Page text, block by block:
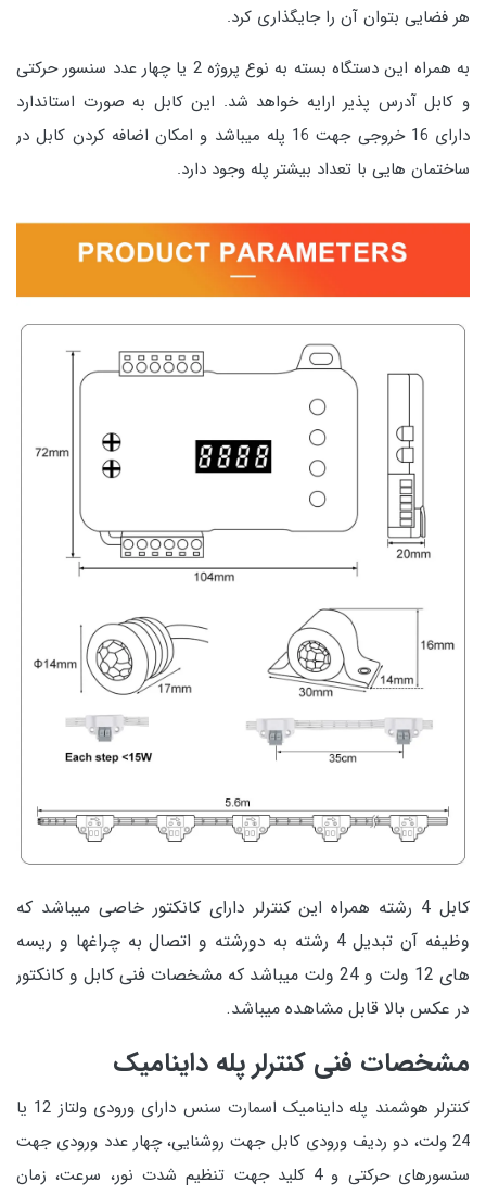
هر فضایی بتوان آن را جایگذاری کرد.
به همراه این دستگاه بسته به نوع پروژه 2 یا چهار عدد سنسور حرکتی
و کابل آدرس پذیر ارایه خواهد شد. این کابل به صورت استاندارد
دارای 16 خروجی جهت 16 پله میباشد و امکان اضافه کردن کابل در
ساختمان هایی با تعداد بیشتر پله وجود دارد.
کابل 4 رشته همراه این کنترلر دارای کانکتور خاصی میباشد که
وظیفه آن تبدیل 4 رشته به دورشته و اتصال به چراغها و ریسه
های 12 ولت و 24 ولت میباشد که مشخصات فنی کابل و کانکتور
در عکس بالا قابل مشاهده میباشد.
مشخصات فنی کنترلر پله داینامیک
کنترلر هوشمند پله داینامیک اسمارت سنس دارای ورودی ولتاز 12 یا
24 ولت، دو ردیف ورودی کابل جهت روشنایی، چهار عدد ورودی جهت
سنسورهای حرکتی و 4 کلید جهت تنظیم شدت نور، سرعت، زمان